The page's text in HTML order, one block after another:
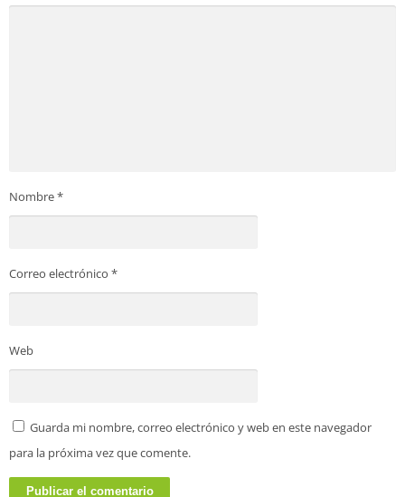
Nombre*
Correo electrónico *
Web
Guarda mi nombre, correo electrónico y web en este navegador
para la próxima vez que comente.